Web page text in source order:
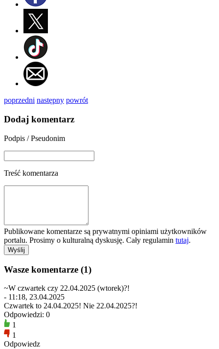
poprzedni następny powrót
Dodaj komentarz
Podpis / Pseudonim
Treść komentarza
Publikowane komentarze są prywatnymi opiniami użytkowników
portalu. Prosimy o kulturalną dyskusję. Cały regulamin tutaj.
Wasze komentarze (1)
~W czwartek czy 22.04.2025 (wtorek)?!
- 11:18, 23.04.2025
Czwartek to 24.04.2025! Nie 22.04.2025?!
Odpowiedzi: 0
1
1
Odpowiedz